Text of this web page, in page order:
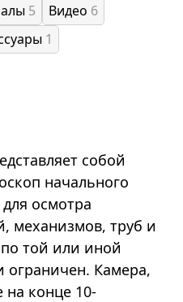
5 Видео 6
1
собой
начального
осмотра
механизмов, труб и
той или иной
ограничен. Камера,
на конце 10-